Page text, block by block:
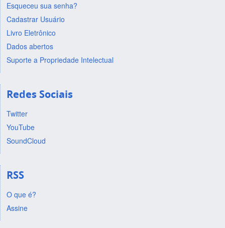
Esqueceu sua senha?
Cadastrar Usuário
Livro Eletrônico
Dados abertos
Suporte a Propriedade Intelectual
Redes Sociais
Twitter
YouTube
SoundCloud
RSS
O que é?
Assine